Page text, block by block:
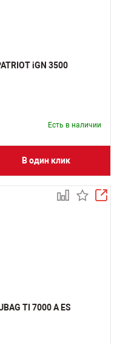
iGN 3500
Есть в наличии
В один клик
TI 7000 A ES